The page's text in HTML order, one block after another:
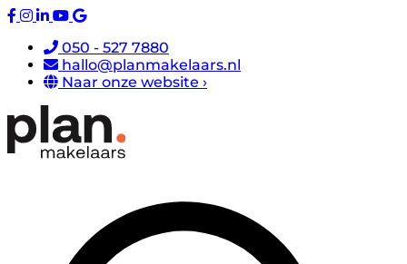
050 - 527 7880
hallo@planmakelaars.nl
Naar onze website ›